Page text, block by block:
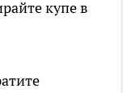
купе в